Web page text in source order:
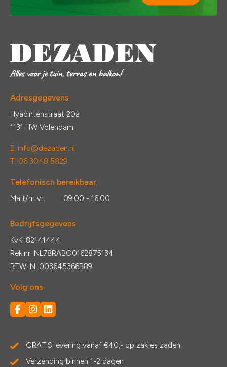
Adresgegevens
Hyacintenstraat 20a
1131 HW Volendam
E: info@dezaden.nl
T: 06 3048 5829
Telefonisch bereikbaar:
Ma t/m vr: 09:00 - 16:00
Bedrijfsgegevens
KvK: 82141444
Rek.nr: NL78RABO0162875134
BTW: NL003645366B89
Volg ons
GRATIS levering vanaf €40,- op zakjes zaden
Verzending binnen 1-2 dagen